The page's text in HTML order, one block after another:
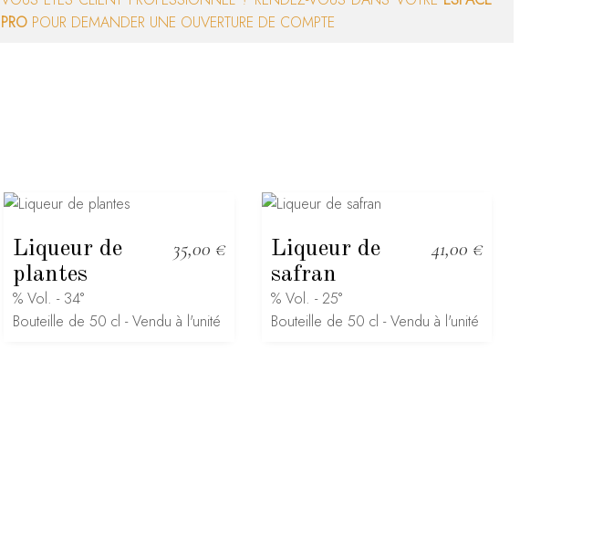
PRO POUR DEMANDER UNE OUVERTURE DE COMPTE
Liqueur de
plantes
35,00 €
% Vol. - 34°
Bouteille de 50 cl - Vendu à l'unité
Liqueur de
safran
41,00 €
% Vol. - 25°
Bouteille de 50 cl - Vendu à l'unité